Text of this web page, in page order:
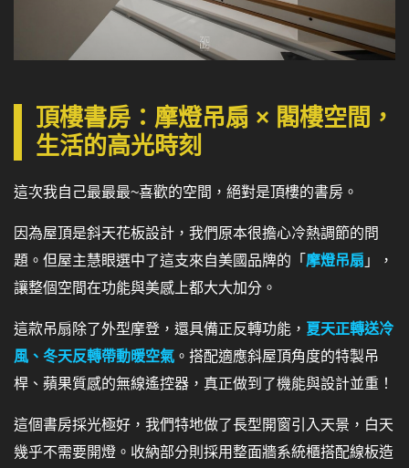
頂樓書房：摩燈吊扇 × 閣樓空間，
生活的高光時刻
這次我自己最最最~喜歡的空間，絕對是頂樓的書房。
因為屋頂是斜天花板設計，我們原本很擔心冷熱調節的問
題。但屋主慧眼選中了這支來自美國品牌的「 摩燈吊扇 」，
讓整個空間在功能與美感上都大大加分。
這款吊扇除了外型摩登，還具備正反轉功能， 夏天正轉送冷
風、冬天反轉帶動暖空氣 。搭配適應斜屋頂角度的特製吊
桿、蘋果質感的無線遙控器，真正做到了機能與設計並重！
這個書房採光極好，我們特地做了長型開窗引入天景，白天
幾乎不需要開燈。收納部分則採用整面牆系統櫃搭配線板造